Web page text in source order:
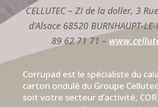
CELLUTEC – ZI de la doller, 3
d’Alsace 68520 BURNHAUPT-
89 62 71 71​ –
Corrupad est le spécialiste du
carton ondulé du Groupe
soit votre secteur d’activité,